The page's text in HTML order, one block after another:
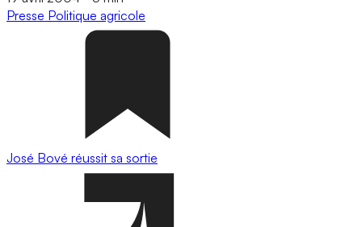
Presse Politique agricole
José Bové réussit sa sortie